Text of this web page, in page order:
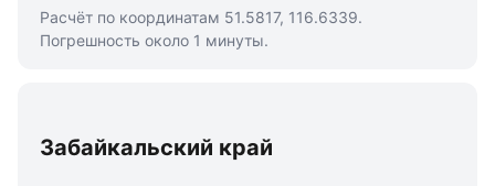
Расчёт по координатам 51.5817, 116.6339.
Погрешность около 1 минуты.
Забайкальский край